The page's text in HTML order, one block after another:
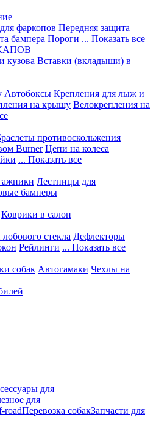
фаркопов Передняя защита
бампера Пороги ... Показать все
кузова Вставки (вкладыши) в
Автобоксы Крепления для лыж и
на крышу Велокрепления на
противоскольжения
Burner Цепи на колеса
... Показать все
Лестницы для
бамперы
Коврики в салон
стекла Дефлекторы
Рейлинги ... Показать все
собак Автогамаки Чехлы на
для
для
roadПеревозка собакЗапчасти для